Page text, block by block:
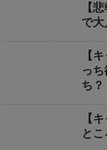
【
で大
【
っ
ち？
【
と